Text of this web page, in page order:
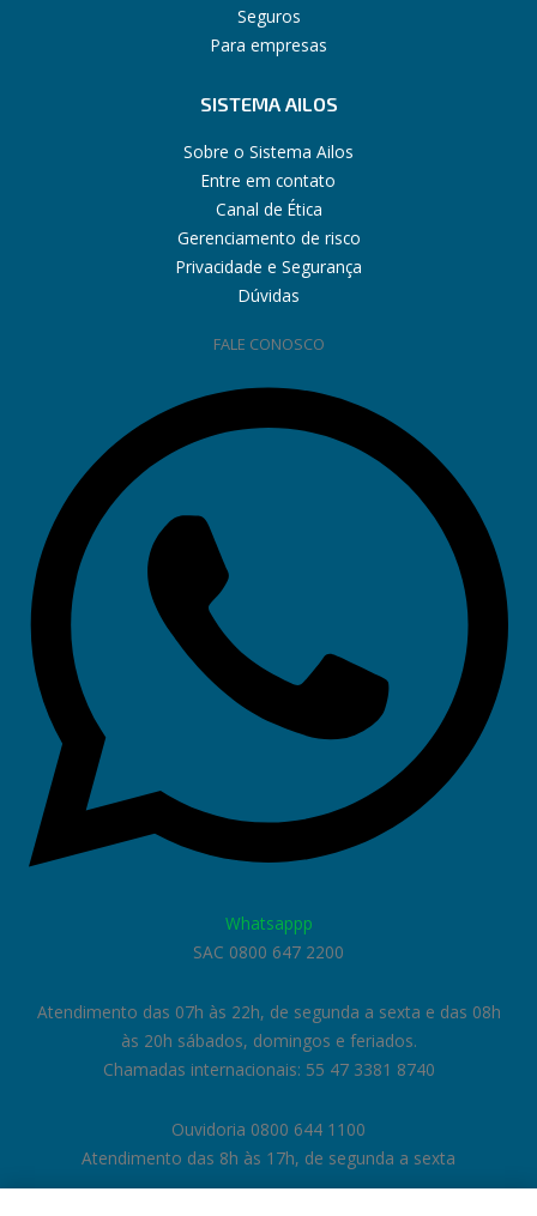
Seguros
Para empresas
SISTEMA AILOS
Sobre o Sistema Ailos
Entre em contato
Canal de Ética
Gerenciamento de risco
Privacidade e Segurança
Dúvidas
FALE CONOSCO
Whatsappp
SAC 0800 647 2200
Atendimento das 07h às 22h, de segunda a sexta e das 08h
às 20h sábados, domingos e feriados.
Chamadas internacionais: 55 47 3381 8740
Ouvidoria 0800 644 1100
Atendimento das 8h às 17h, de segunda a sexta